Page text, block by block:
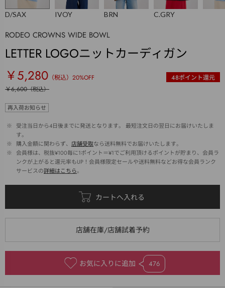
D/SAX IVOY BRN C.GRY
RODEO CROWNS WIDE BOWL
LETTER LOGOニットカーディガン
￥5,280 （税込） 20%OFF 48ポイント還元
￥6,600（税込）
再入荷お知らせ
※
受注当日から4日後までに発送となります。 最短注文日の翌日にお届けいたしま
す。
※
購入金額に関わらず、 店舗受取なら送料無料でお届けいたします。
※
会員様は、税抜¥100毎に1ポイント＝¥1でご利用頂けるポイントが貯まり、会員ラ
ンクが上がると還元率もUP！会員様限定セールや送料無料などお得な会員ランク
サービスの詳細はこちら。
お気に入りに追加 476